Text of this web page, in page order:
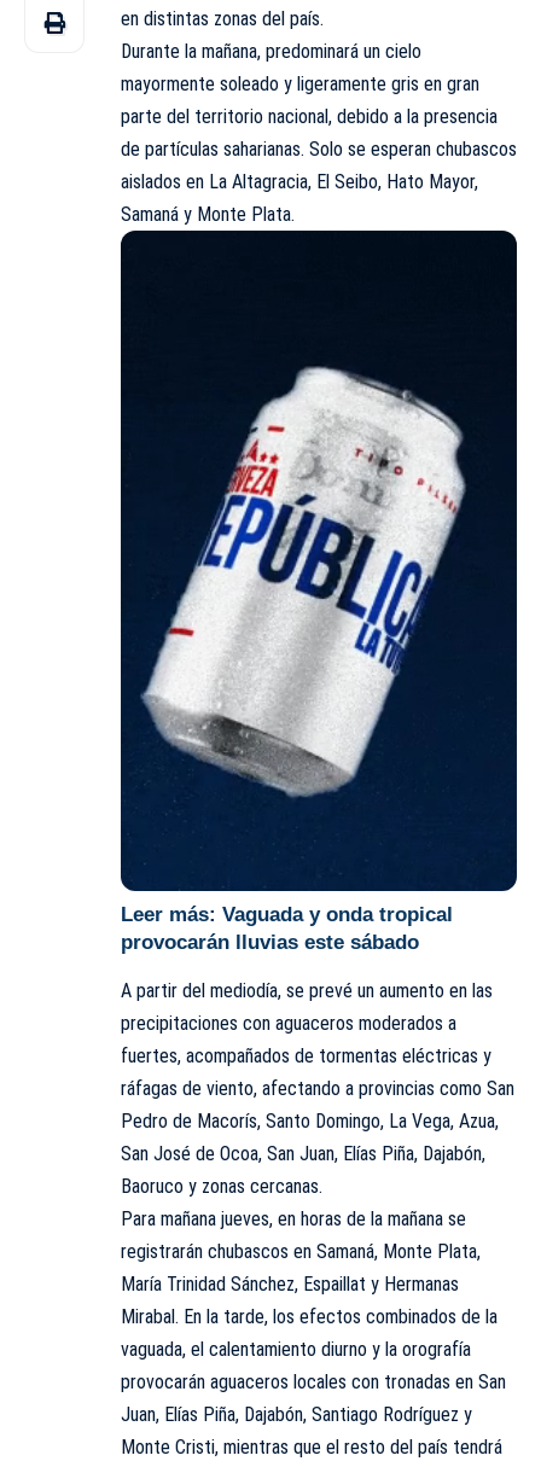
en distintas zonas del país.
Durante la mañana, predominará un cielo
mayormente soleado y ligeramente gris en gran
parte del territorio nacional, debido a la presencia
de partículas saharianas. Solo se esperan chubascos
aislados en La Altagracia, El Seibo, Hato Mayor,
Samaná y Monte Plata.
Leer más: Vaguada y onda tropical
provocarán lluvias este sábado
A partir del mediodía, se prevé un aumento en las
precipitaciones con aguaceros moderados a
fuertes, acompañados de tormentas eléctricas y
ráfagas de viento, afectando a provincias como San
Pedro de Macorís, Santo Domingo, La Vega, Azua,
San José de Ocoa, San Juan, Elías Piña, Dajabón,
Baoruco y zonas cercanas.
Para mañana jueves, en horas de la mañana se
registrarán chubascos en Samaná, Monte Plata,
María Trinidad Sánchez, Espaillat y Hermanas
Mirabal. En la tarde, los efectos combinados de la
vaguada, el calentamiento diurno y la orografía
provocarán aguaceros locales con tronadas en San
Juan, Elías Piña, Dajabón, Santiago Rodríguez y
Monte Cristi, mientras que el resto del país tendrá